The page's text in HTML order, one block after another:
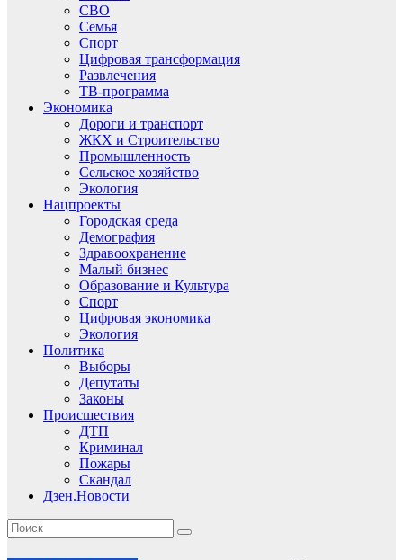
СВО
Семья
Спорт
Цифровая трансформация
Развлечения
ТВ-программа
Экономика
Дороги и транспорт
ЖКХ и Строительство
Промышленность
Сельское хозяйство
Экология
Нацпроекты
Городская среда
Демография
Здравоохранение
Малый бизнес
Образование и Культура
Спорт
Цифровая экономика
Экология
Политика
Выборы
Депутаты
Законы
Происшествия
ДТП
Криминал
Пожары
Скандал
Дзен.Новости